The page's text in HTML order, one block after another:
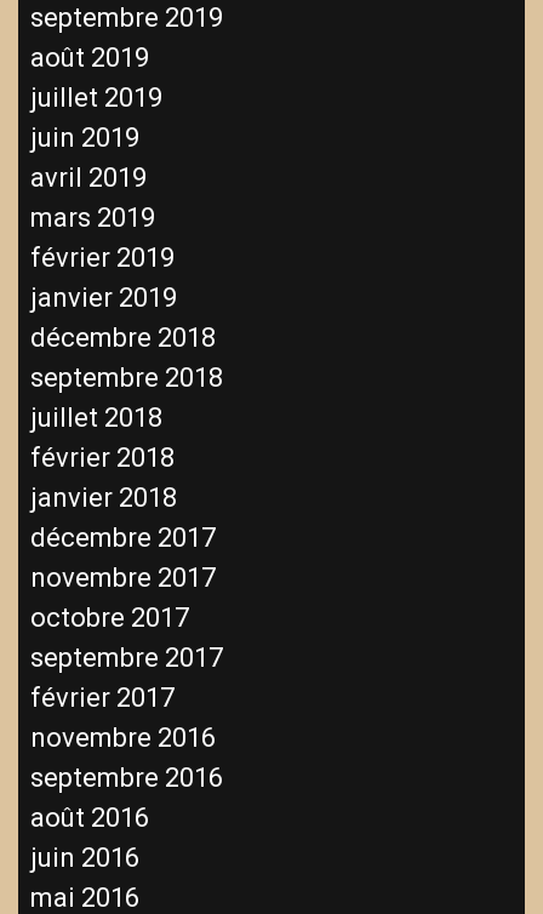
septembre 2019
août 2019
juillet 2019
juin 2019
avril 2019
mars 2019
février 2019
janvier 2019
décembre 2018
septembre 2018
juillet 2018
février 2018
janvier 2018
décembre 2017
novembre 2017
octobre 2017
septembre 2017
février 2017
novembre 2016
septembre 2016
août 2016
juin 2016
mai 2016